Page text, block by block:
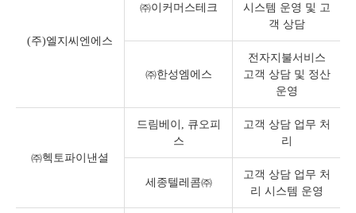
(주)엘지씨엔에스
㈜이커머스테크
시스템 운영 및 고
객 상담
㈜한성엠에스
전자지불서비스
고객 상담 및 정산
운영
㈜헥토파이낸셜
드림베이, 큐오피
스
고객 상담 업무 처
리
세종텔레콤㈜
고객 상담 업무 처
리 시스템 운영